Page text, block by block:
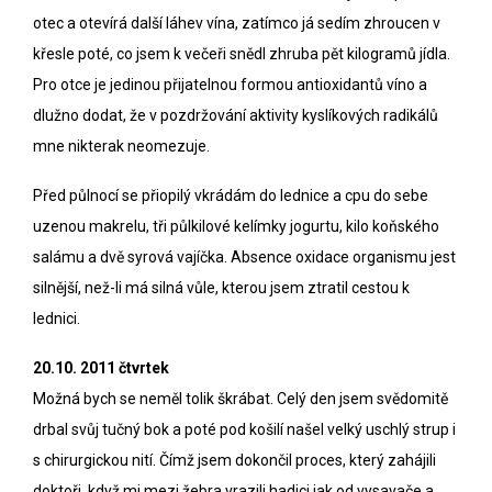
otec a otevírá další láhev vína, zatímco já sedím zhroucen v
křesle poté, co jsem k večeři snědl zhruba pět kilogramů jídla.
Pro otce je jedinou přijatelnou formou antioxidantů víno a
dlužno dodat, že v pozdržování aktivity kyslíkových radikálů
mne nikterak neomezuje.
Před půlnocí se přiopilý vkrádám do lednice a cpu do sebe
uzenou makrelu, tři půlkilové kelímky jogurtu, kilo koňského
salámu a dvě syrová vajíčka. Absence oxidace organismu jest
silnější, než-li má silná vůle, kterou jsem ztratil cestou k
lednici.
20.10. 2011 čtvrtek
Možná bych se neměl tolik škrábat. Celý den jsem svědomitě
drbal svůj tučný bok a poté pod košilí našel velký uschlý strup i
s chirurgickou nití. Čímž jsem dokončil proces, který zahájili